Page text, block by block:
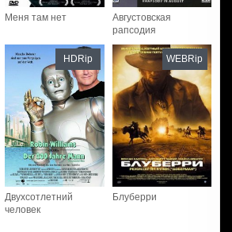
Меня там нет
Августовская
рапсодия
Двухсотлетний
человек
HDRip
Блуберри
WEBRip